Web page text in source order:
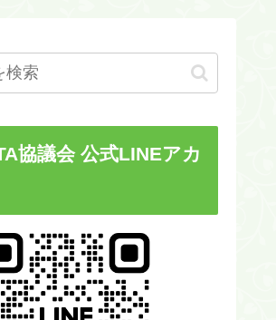
協議会 公式LINEアカ